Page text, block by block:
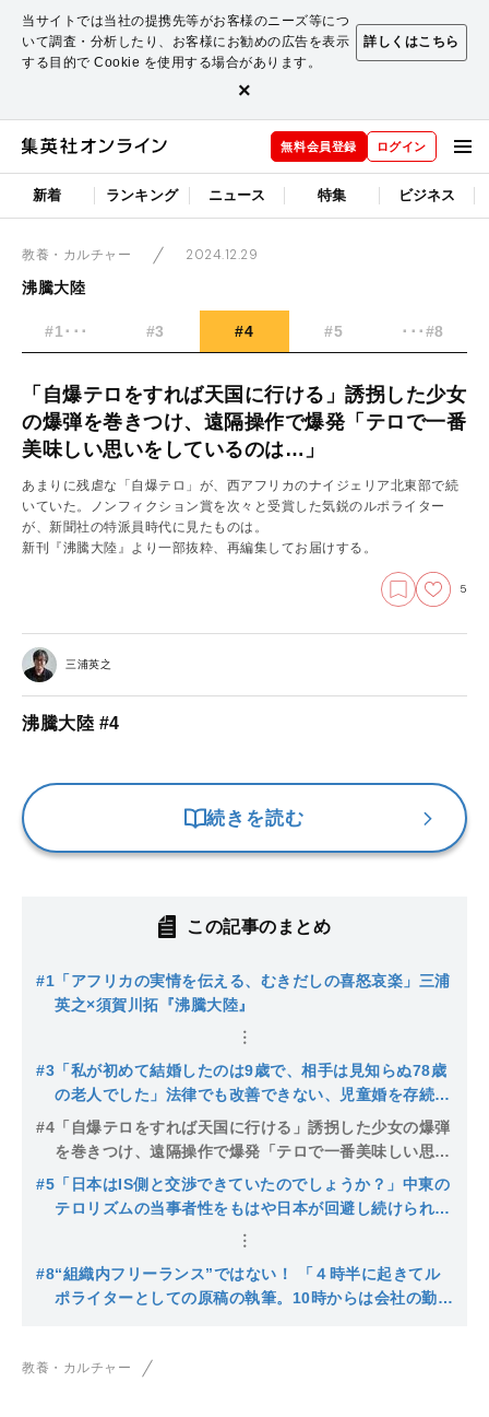
当サイトでは当社の提携先等がお客様のニーズ等につ
いて調査・分析したり、お客様にお勧めの広告を表示
する目的で Cookie を使用する場合があります。
詳しくはこちら
×
無料会員登録 ログイン
新着 ランキング ニュース 特集 ビジネス
教養・カルチャー
2024.12.29
沸騰大陸
#1･･･ #3 #4 #5 ･･･#8
「自爆テロをすれば天国に行ける」誘拐した少女
の爆弾を巻きつけ、遠隔操作で爆発「テロで一番
美味しい思いをしているのは…」
あまりに残虐な「自爆テロ」が、西アフリカのナイジェリア北東部で続
いていた。ノンフィクション賞を次々と受賞した気鋭のルポライター
が、新聞社の特派員時代に見たものは。
新刊『沸騰大陸』より一部抜粋、再編集してお届けする。
5
三浦英之
沸騰大陸 #4
続きを読む
この記事のまとめ
#1 「アフリカの実情を伝える、むきだしの喜怒哀楽」三浦
英之×須賀川拓『沸騰大陸』
#3 「私が初めて結婚したのは9歳で、相手は見知らぬ78歳
の老人でした」法律でも改善できない、児童婚を存続さ
せる「伝統」の壁
#4 「自爆テロをすれば天国に行ける」誘拐した少女の爆弾
を巻きつけ、遠隔操作で爆発「テロで一番美味しい思い
をしているのは…」
#5 「日本はIS側と交渉できていたのでしょうか？」中東の
テロリズムの当事者性をもはや日本が回避し続けられな
いと、日本人ジャーナリストが実感した悲劇
#8“組織内フリーランス”ではない！ 「４時半に起きてル
ポライターとしての原稿の執筆。10時からは会社の勤務
教養・カルチャー